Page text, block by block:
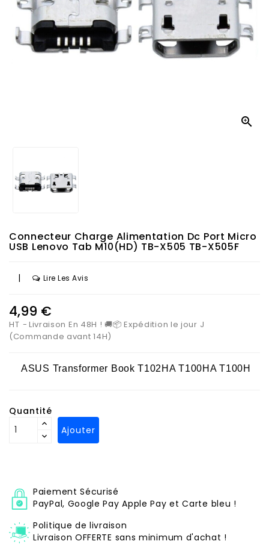

Connecteur Charge Alimentation Dc Port Micro
USB Lenovo Tab M10(HD) TB-X505 TB-X505F
| Lire Les Avis
4,99 €
HT
Livraison En 48H ! 🚚📦 Expédition le jour J
(Commande avant 14H)
ASUS Transformer Book T102HA T100HA T100H
Quantité
Ajouter
Paiement Sécurisé
PayPal, Google Pay Apple Pay et Carte bleu !
Politique de livraison
Livraison OFFERTE sans minimum d'achat !